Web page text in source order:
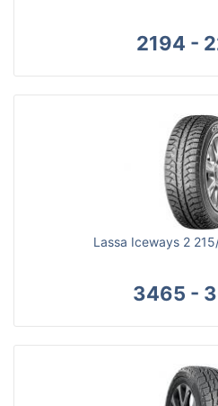
2194 -
Lassa Iceways 2
3465 -